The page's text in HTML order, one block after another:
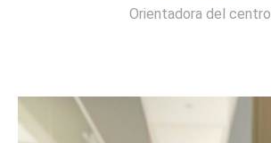
Orientadora del centro